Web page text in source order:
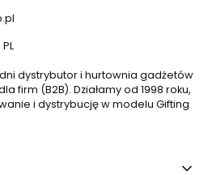
dystrybutor i hurtownia gadżetów
firm (B2B). Działamy od 1998 roku,
i dystrybucję w modelu Gifting